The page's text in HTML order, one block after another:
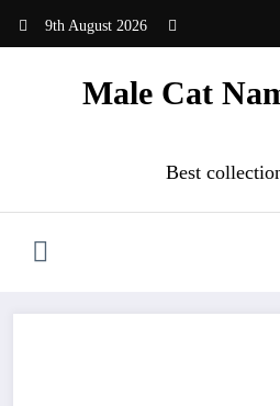
9th August 2026
Male Cat
Best